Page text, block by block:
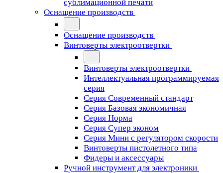
сублимационной печати
Оснащение производств
Оснащение производств
Винтоверты электроотвертки
Винтоверты электроотвертки
Интеллектуальная программируемая
серия
Серия Современный стандарт
Серия Базовая экономичная
Серия Норма
Серия Cупер эконом
Серия Мини с регулятором скорости
Винтоверты пистолетного типа
Фидеры и аксессуары
Ручной инструмент для электроники